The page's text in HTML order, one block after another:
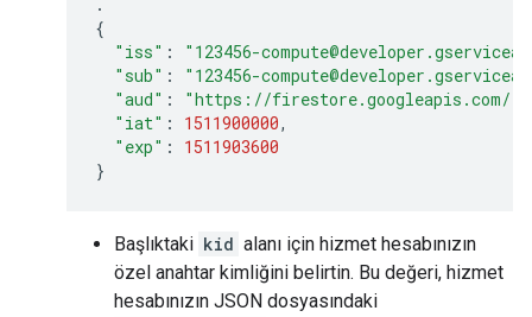
{
"iss" :
"123456-
"sub" :
"123456-
"aud" : "https://firestore.googleapis.com/"
"iat" : 1511900000,
"exp" :
1511903600
}
Başlıktaki kid alanı için hizmet hesabınızın
özel anahtar kimliğini belirtin. Bu değeri, hizmet
hesabınızın JSON dosyasındaki